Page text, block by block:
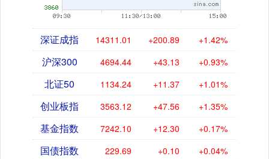
深证成指 14311.01 +200.89 +1.42%
沪深300 4694.44 +43.13 +0.93%
北证50 1134.24 +11.37 +1.01%
创业板指 3563.12 +47.56 +1.35%
基金指数 7242.10 +12.30 +0.17%
国债指数 229.69 +0.10 +0.04%